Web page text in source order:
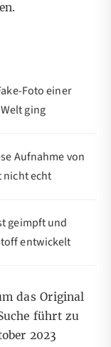
Foto einer
ging
Aufnahme von
nicht echt
geimpft und
entwickelt
das Original
führt zu
2023